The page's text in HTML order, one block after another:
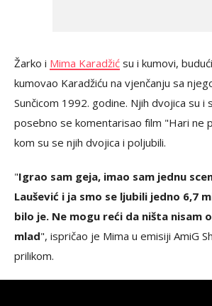
Žarko i Mima Karadžić su i kumovi,
kumovao Karadžiću na vjenčanju sa
Sunčicom 1992. godine. Njih dvojica su i
posebno se komentarisao film "Hari ne
kom su se njih dvojica i poljubili.
"Igrao sam geja, imao sam jednu
Laušević i ja smo se ljubili jedno 6,7
bilo je. Ne mogu reći da ništa nisam
mlad", ispričao je Mima u emisiji AmiG
prilikom.